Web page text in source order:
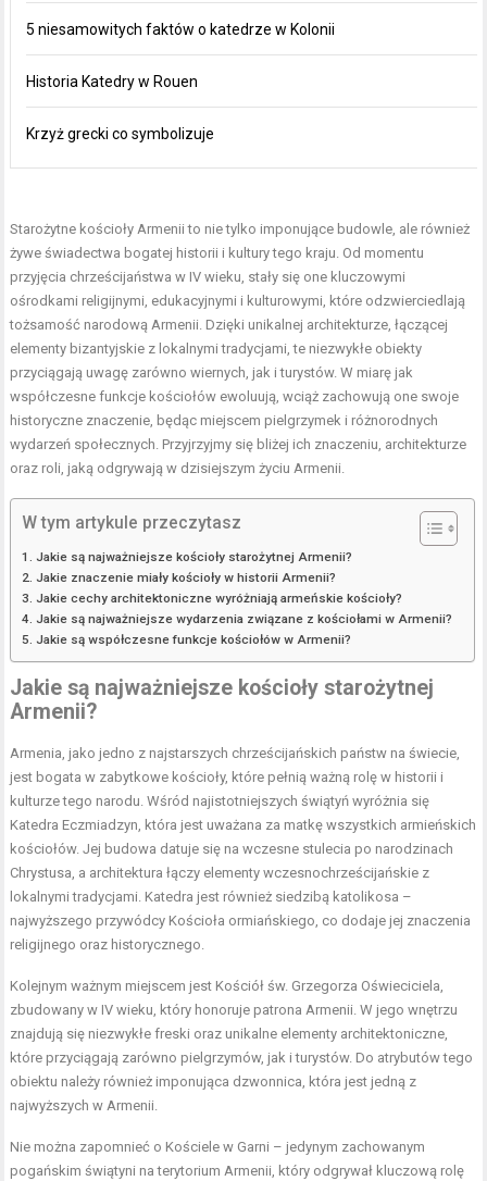
5 niesamowitych faktów o katedrze w Kolonii
Historia Katedry w Rouen
Krzyż grecki co symbolizuje
Starożytne kościoły Armenii to nie tylko imponujące budowle, ale również
żywe świadectwa bogatej historii i kultury tego kraju. Od momentu
przyjęcia chrześcijaństwa w IV wieku, stały się one kluczowymi
ośrodkami religijnymi, edukacyjnymi i kulturowymi, które odzwierciedlają
tożsamość narodową Armenii. Dzięki unikalnej architekturze, łączącej
elementy bizantyjskie z lokalnymi tradycjami, te niezwykłe obiekty
przyciągają uwagę zarówno wiernych, jak i turystów. W miarę jak
współczesne funkcje kościołów ewoluują, wciąż zachowują one swoje
historyczne znaczenie, będąc miejscem pielgrzymek i różnorodnych
wydarzeń społecznych. Przyjrzyjmy się bliżej ich znaczeniu, architekturze
oraz roli, jaką odgrywają w dzisiejszym życiu Armenii.
W tym artykule przeczytasz
Jakie są najważniejsze kościoły starożytnej Armenii?
Jakie znaczenie miały kościoły w historii Armenii?
Jakie cechy architektoniczne wyróżniają armeńskie kościoły?
Jakie są najważniejsze wydarzenia związane z kościołami w Armenii?
Jakie są współczesne funkcje kościołów w Armenii?
Jakie są najważniejsze kościoły starożytnej
Armenii?
Armenia, jako jedno z najstarszych chrześcijańskich państw na świecie,
jest bogata w zabytkowe kościoły, które pełnią ważną rolę w historii i
kulturze tego narodu. Wśród najistotniejszych świątyń wyróżnia się
Katedra Eczmiadzyn, która jest uważana za matkę wszystkich armieńskich
kościołów. Jej budowa datuje się na wczesne stulecia po narodzinach
Chrystusa, a architektura łączy elementy wczesnochrześcijańskie z
lokalnymi tradycjami. Katedra jest również siedzibą katolikosa –
najwyższego przywódcy Kościoła ormiańskiego, co dodaje jej znaczenia
religijnego oraz historycznego.
Kolejnym ważnym miejscem jest Kościół św. Grzegorza Oświeciciela,
zbudowany w IV wieku, który honoruje patrona Armenii. W jego wnętrzu
znajdują się niezwykłe freski oraz unikalne elementy architektoniczne,
które przyciągają zarówno pielgrzymów, jak i turystów. Do atrybutów tego
obiektu należy również imponująca dzwonnica, która jest jedną z
najwyższych w Armenii.
Nie można zapomnieć o Kościele w Garni – jedynym zachowanym
pogańskim świątyni na terytorium Armenii, który odgrywał kluczową rolę